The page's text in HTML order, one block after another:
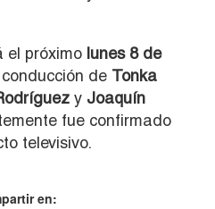
el próximo lunes 8 de
de Tonka
y Joaquín
fue confirmado
televisivo.
en: